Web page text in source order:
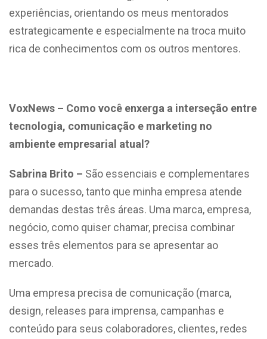
experiências, orientando os meus mentorados
estrategicamente e especialmente na troca muito
rica de conhecimentos com os outros mentores.
VoxNews – Como você enxerga a interseção entre
tecnologia, comunicação e marketing no
ambiente empresarial atual?
Sabrina Brito – São essenciais e complementares
para o sucesso, tanto que minha empresa atende
demandas destas três áreas. Uma marca, empresa,
negócio, como quiser chamar, precisa combinar
esses três elementos para se apresentar ao
mercado.
Uma empresa precisa de comunicação (marca,
design, releases para imprensa, campanhas e
conteúdo para seus colaboradores, clientes, redes